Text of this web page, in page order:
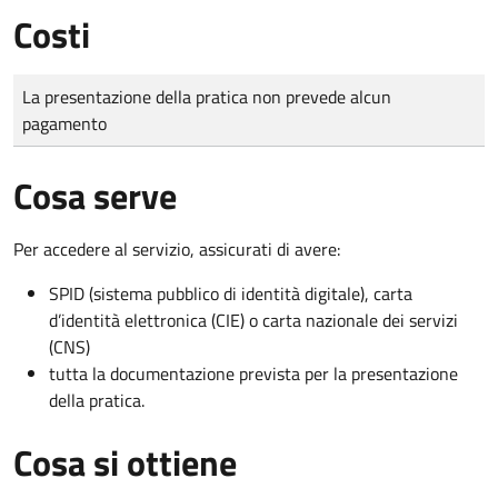
Costi
Tipo di pagamento
Importo
La presentazione della pratica non prevede alcun
pagamento
Cosa serve
Per accedere al servizio, assicurati di avere:
SPID (sistema pubblico di identità digitale), carta
d’identità elettronica (CIE) o carta nazionale dei servizi
(CNS)
tutta la documentazione prevista per la presentazione
della pratica.
Cosa si ottiene